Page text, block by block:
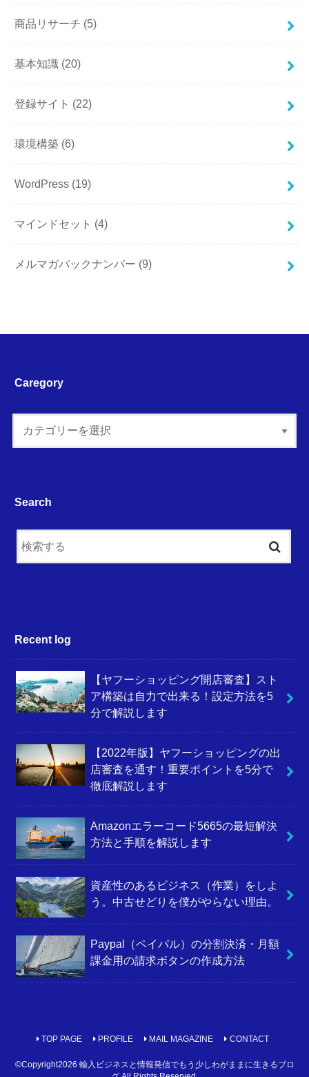
商品リサーチ (5)
基本知識 (20)
登録サイト (22)
環境構築 (6)
WordPress (19)
マインドセット (4)
メルマガバックナンバー (9)
Caregory
Search
Recent log
【ヤフーショッピング開店審査】スト
ア構築は自力で出来る！設定方法を5
分で解説します
【2022年版】ヤフーショッピングの出
店審査を通す！重要ポイントを5分で
徹底解説します
Amazonエラーコード5665の最短解決
方法と手順を解説します
資産性のあるビジネス（作業）をしよ
う。中古せどりを僕がやらない理由。
Paypal（ペイパル）の分割決済・月額
課金用の請求ボタンの作成方法
TOP PAGE PROFILE MAIL MAGAZINE CONTACT
©Copyright2026 輸入ビジネスと情報発信でもう少しわがままに生きるブロ